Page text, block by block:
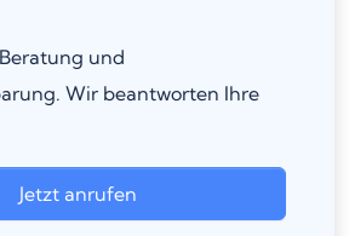
und
Wir beantworten Ihre
Jetzt anrufen